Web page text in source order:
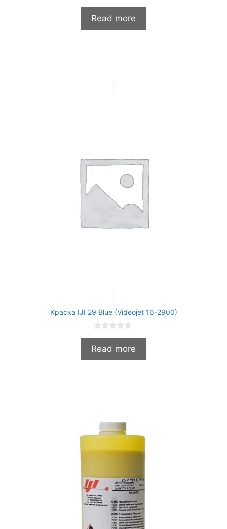
з
Read more
Краска IJI 29 Blue (Videojet 16-2900)
0
з
Read more